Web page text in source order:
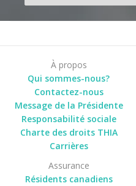
À propos
Qui sommes-nous?
Contactez-nous
Message de la Présidente
Responsabilité sociale
Charte des droits THIA
Carrières
Assurance
Résidents canadiens